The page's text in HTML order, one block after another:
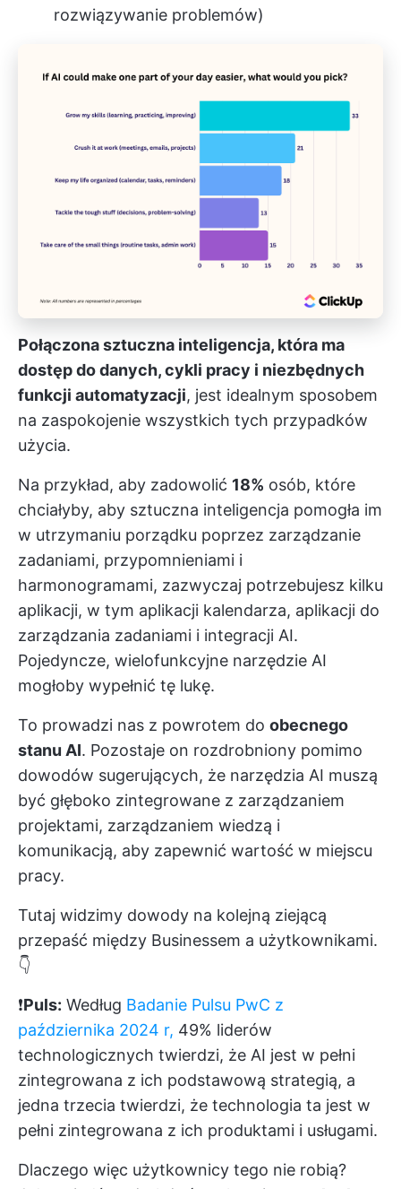
rozwiązywanie problemów)
Połączona sztuczna inteligencja, która ma
dostęp do danych, cykli pracy i niezbędnych
funkcji automatyzacji, jest idealnym sposobem
na zaspokojenie wszystkich tych przypadków
użycia.
Na przykład, aby zadowolić 18% osób, które
chciałyby, aby sztuczna inteligencja pomogła im
w utrzymaniu porządku poprzez zarządzanie
zadaniami, przypomnieniami i
harmonogramami, zazwyczaj potrzebujesz kilku
aplikacji, w tym aplikacji kalendarza, aplikacji do
zarządzania zadaniami i integracji AI.
Pojedyncze, wielofunkcyjne narzędzie AI
mogłoby wypełnić tę lukę.
To prowadzi nas z powrotem do obecnego
stanu AI. Pozostaje on rozdrobniony pomimo
dowodów sugerujących, że narzędzia AI muszą
być głęboko zintegrowane z zarządzaniem
projektami, zarządzaniem wiedzą i
komunikacją, aby zapewnić wartość w miejscu
pracy.
Tutaj widzimy dowody na kolejną ziejącą
przepaść między Businessem a użytkownikami.
👇
❗️Puls: Według Badanie Pulsu PwC z
października 2024 r, 49% liderów
technologicznych twierdzi, że AI jest w pełni
zintegrowana z ich podstawową strategią, a
jedna trzecia twierdzi, że technologia ta jest w
pełni zintegrowana z ich produktami i usługami.
Dlaczego więc użytkownicy tego nie robią?